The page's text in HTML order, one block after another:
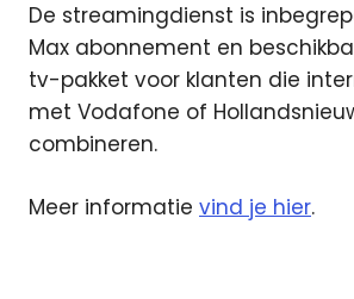
De streamingdienst is
Max abonnement en
tv-pakket voor klanten die
met Vodafone of
combineren.
Meer informatie vind je hier.